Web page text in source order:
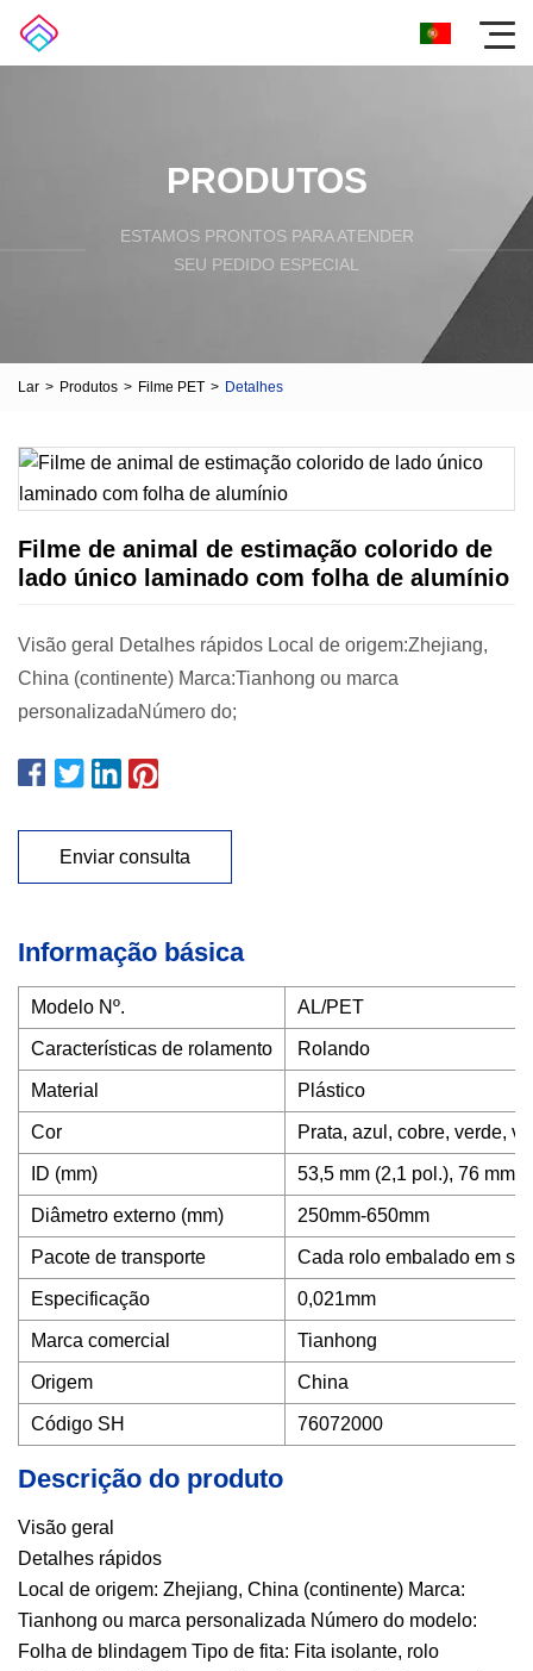
PRODUTOS
ESTAMOS PRONTOS PARA ATENDER
SEU PEDIDO ESPECIAL
Lar > Produtos > Filme PET > Detalhes
Filme de animal de estimação colorido de
lado único laminado com folha de alumínio
Visão geral Detalhes rápidos Local de origem:Zhejiang,
China (continente) Marca:Tianhong ou marca
personalizadaNúmero do;
Enviar consulta
Informação básica
Modelo Nº. AL/PET
Características de rolamento Rolando
Material Plástico
Cor Prata, azul, cobre, verde,
ID (mm) 53,5 mm (2,1 pol.), 76 mm
Diâmetro externo (mm) 250mm-650mm
Pacote de transporte Cada rolo embalado em
Especificação 0,021mm
Marca comercial Tianhong
Origem China
Código SH 76072000
Descrição do produto
Visão geral
Detalhes rápidos
Local de origem: Zhejiang, China (continente) Marca:
Tianhong ou marca personalizada Número do modelo:
Folha de blindagem Tipo de fita: Fita isolante, rolo